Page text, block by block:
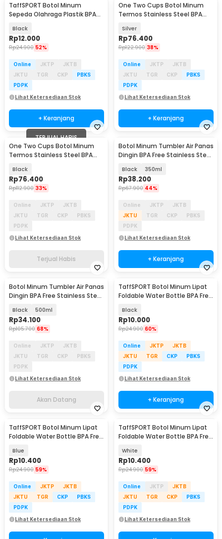
TaffSPORT Botol Minum
Sepeda Olahraga Plastik BPA
Black
Rp12.000
Rp24.900 52%
Online JKTP
JKTB
JKTU
TGR CKP
PBKS
PDPK
Lihat Ketersediaan Stok
+ Keranjang
One Two Cups Botol Minum
Termos Stainless Steel BPA
Silver
Rp76.400
Rp122.900 38%
Online JKTP
JKTB
JKTU
TGR CKP
PBKS
PDPK
Lihat Ketersediaan Stok
+ Keranjang
TERJUAL HABIS
One Two Cups Botol Minum
Termos Stainless Steel BPA
Black
Rp76.400
Rp112.900 33%
Online JKTP
JKTB
JKTU
TGR CKP
PBKS
PDPK
Lihat Ketersediaan Stok
Terjual Habis
Botol Minum Tumbler Air Panas
Dingin BPA Free Stainless Steel
Black 350ml
Rp38.200
Rp67.900 44%
Online JKTP
JKTB
JKTU
TGR CKP
PBKS
PDPK
Lihat Ketersediaan Stok
+ Keranjang
Akan Datang
Botol Minum Tumbler Air Panas
Dingin BPA Free Stainless Steel
Black 500ml
Rp34.100
Rp105.700 68%
Online JKTP
JKTB
JKTU
TGR CKP
PBKS
PDPK
Lihat Ketersediaan Stok
Akan Datang
TaffSPORT Botol Minum Lipat
Foldable Water Bottle BPA Free
Black
Rp10.000
Rp24.900 60%
Online JKTP
JKTB
JKTU
TGR CKP
PBKS
PDPK
Lihat Ketersediaan Stok
+ Keranjang
TaffSPORT Botol Minum Lipat
Foldable Water Bottle BPA Free
Blue
Rp10.400
Rp24.900 59%
Online JKTP
JKTB
JKTU
TGR CKP
PBKS
PDPK
Lihat Ketersediaan Stok
TaffSPORT Botol Minum Lipat
Foldable Water Bottle BPA Free
White
Rp10.400
Rp24.900 59%
Online JKTP
JKTB
JKTU
TGR CKP
PBKS
PDPK
Lihat Ketersediaan Stok